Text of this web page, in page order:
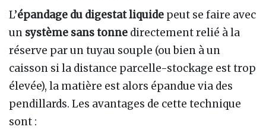
L’épandage du digestat liquide peut se faire avec
un système sans tonne directement relié à la
réserve par un tuyau souple (ou bien à un
caisson si la distance parcelle-stockage est trop
élevée), la matière est alors épandue via des
pendillards. Les avantages de cette technique
sont :